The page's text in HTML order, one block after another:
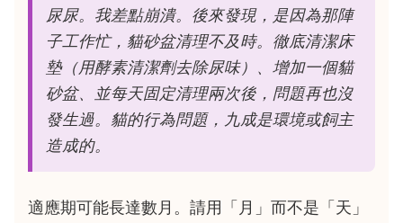
尿尿。我差點崩潰。後來發現，是因為那陣
子工作忙，貓砂盆清理不及時。徹底清潔床
墊（用酵素清潔劑去除尿味）、增加一個貓
砂盆、並每天固定清理兩次後，問題再也沒
發生過。貓的行為問題，九成是環境或飼主
造成的。
適應期可能長達數月。請用「月」而不是「天」